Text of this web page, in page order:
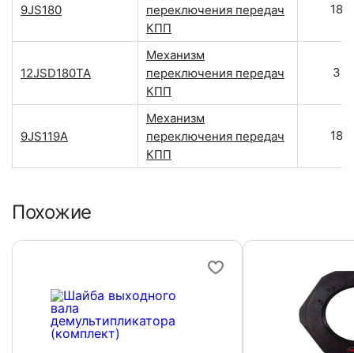
9JS180
переключения передач
КПП
18
12JSD180TA
Механизм
переключения передач
КПП
3
9JS119A
Механизм
переключения передач
КПП
18
Похожие